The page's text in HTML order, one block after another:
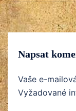
Napsat
Vaše e-
Vyžadované